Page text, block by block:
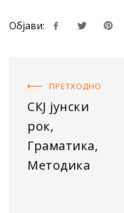
Објави:
ПРЕТХОДНO
СКЈ јунски
рок,
Граматика,
Методика